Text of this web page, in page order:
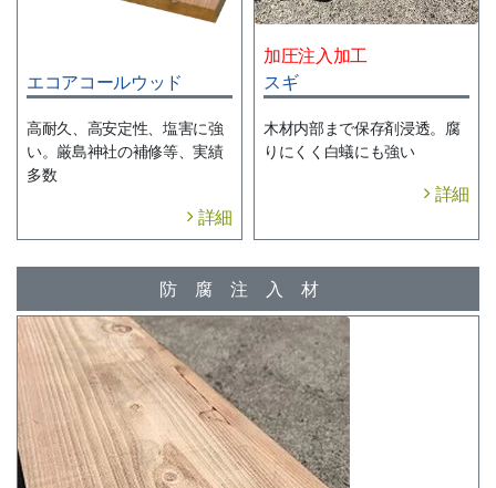
エコアコールウッド
高耐久、高安定性、塩害に強
い。厳島神社の補修等、実績
多数
詳細
加圧注入加工
スギ
木材内部まで保存剤浸透。腐
りにくく白蟻にも強い
詳細
防腐注入材